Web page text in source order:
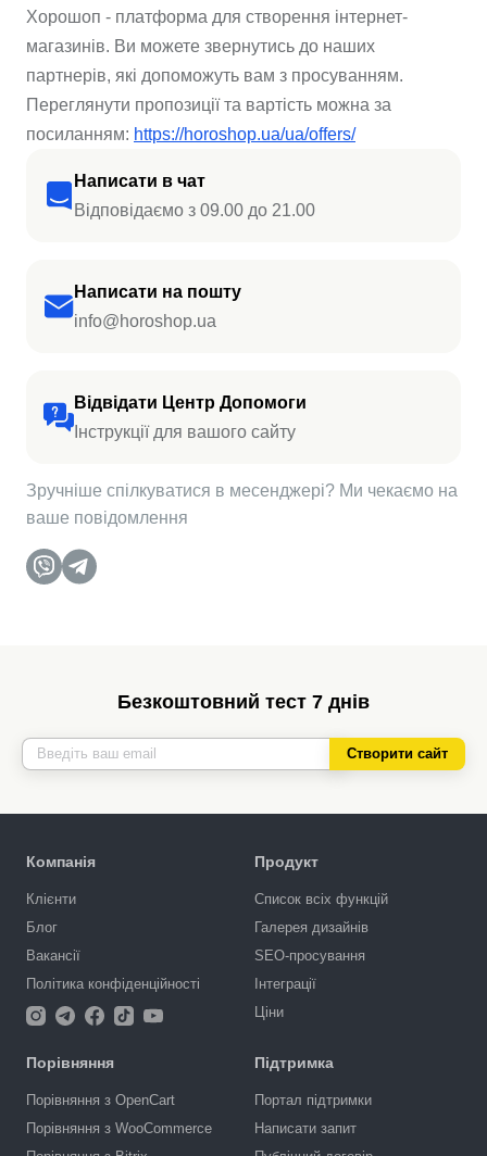
Написати в чат
Відповідаємо з 09.00 до 21.00
Написати на пошту
info@horoshop.ua
Відвідати Центр Допомоги
Інструкції для вашого сайту
Зручніше спілкуватися в месенджері? Ми чекаємо на
ваше повідомлення
Хорошоп - платформа для створення інтернет-
магазинів. Ви можете звернутись до наших
партнерів, які допоможуть вам з просуванням.
Переглянути пропозиції та вартість можна за
посиланням: https://horoshop.ua/ua/offers/
Безкоштовний тест 7 днів
Створити сайт
Компанія
Клієнти
Блог
Вакансії
Політика конфіденційності
Продукт
Список всіх функцій
Галерея дизайнів
SEO-просування
Інтеграції
Ціни
Порівняння
Порівняння з OpenCart
Порівняння з WooCommerce
Підтримка
Портал підтримки
Написати запит